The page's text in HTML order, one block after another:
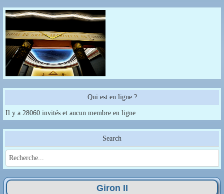
Qui est en ligne ?
Il y a 28060 invités et aucun membre en ligne
Search
Giron II